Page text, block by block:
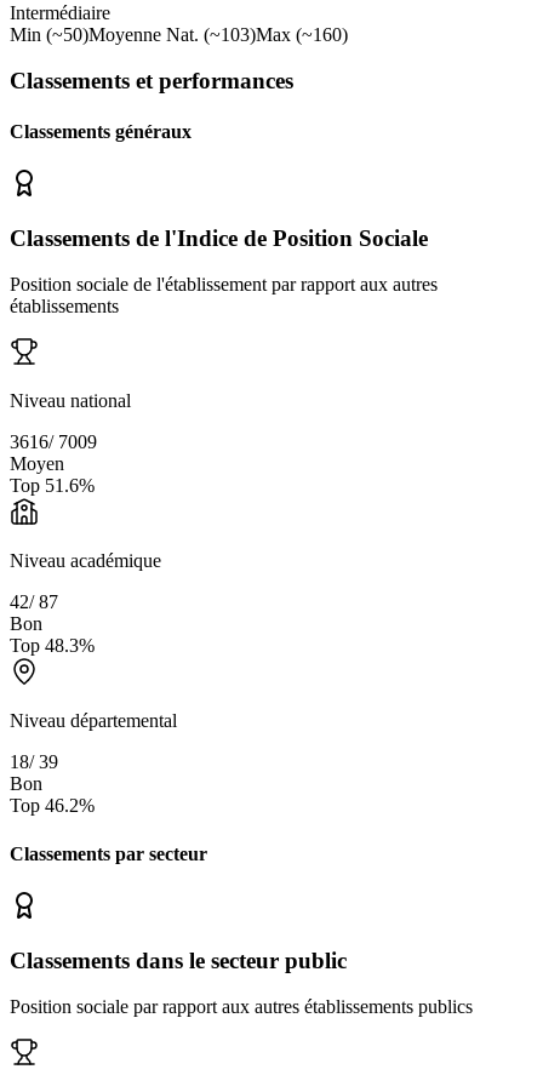
Intermédiaire
Min (~50)Moyenne Nat. (~103)Max (~160)
Classements et performances
Classements généraux
Classements de l'Indice de Position Sociale
Position sociale de l'établissement par rapport aux autres
établissements
Niveau national
3616/ 7009
Moyen
Top 51.6%
Niveau académique
42/87
Bon
Top 48.3%
Niveau départemental
18/39
Bon
Top 46.2%
Classements par secteur
Classements dans le secteur public
Position sociale par rapport aux autres établissements publics